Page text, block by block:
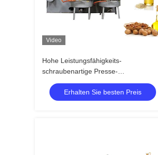
Video
Hohe Leistungsfähigkeits-
schraubenartige Presse-
Maschinen-/Spindelpresse-Öl-
Extraktion 6YL-160
Erhalten Sie besten Preis